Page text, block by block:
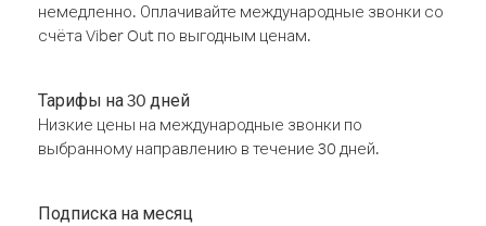
немедленно. Оплачивайте международные звонки со
счёта Viber Out по выгодным ценам.
Тарифы на 30 дней
Низкие цены на международные звонки по
выбранному направлению в течение 30 дней.
Подписка на месяц